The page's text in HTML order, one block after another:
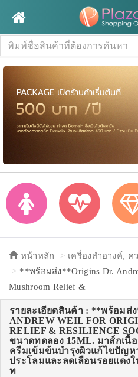
หน้าหลัก เครื่องสำอางค์, ค
**พร้อมส่ง**Origins Dr.
Mushroom Relief &
รายละเอียดสินค้า : **พร้อมส่
ANDREW WEIL FOR
RELIEF & RESILIENCE
ขนาดทดลอง 15ML. มาส์กเนื้
ครีมเข้มข้นบำรุงผิวแก้ไขปัญห
ประโลมและลดเลือนรอยแดง
ท